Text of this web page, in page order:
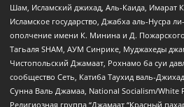
Шам, Исламский джихад, Аль-Каида, Имарат
Исламское государство, Джабха аль-Нусра
ополчение имени К. Минина и Д.
Тагьаля SHAM, АУМ Синрике, Муджахеды
Чистопольский Джамаат, Рохнамо ба суи
сообщество Сеть, Катиба Таухид валь-
Сунна Валь Джамаа, National Socialism/White
Религиозная группа “Джамаат “Красный